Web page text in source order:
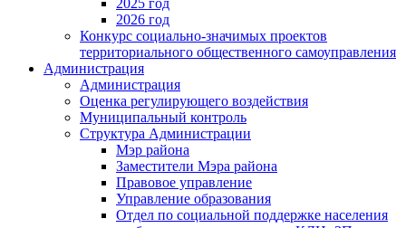
2026 год
Конкурс социально-значимых проектов
территориального общественного самоуправления
Администрация
Администрация
Оценка регулирующего воздействия
Муниципальный контроль
Структура Администрации
Мэр района
Заместители Мэра района
Правовое управление
Управление образования
Отдел по социальной поддержке населения